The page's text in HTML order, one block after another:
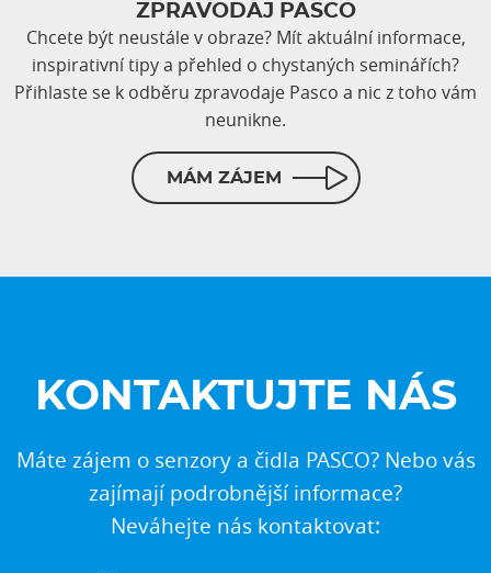
ZPRAVODAJ PASCO
Chcete být neustále v obraze? Mít aktuální informace,
inspirativní tipy a přehled o chystaných seminářích?
Přihlaste se k odběru zpravodaje Pasco a nic z toho vám
neunikne.
MÁM ZÁJEM
KONTAKTUJTE NÁS
Máte zájem o senzory a čidla PASCO? Nebo vás
zajímají podrobnější informace?
Neváhejte nás kontaktovat: